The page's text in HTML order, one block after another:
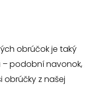
obrúčok je taký
– podobní navonok,
obrúčky z našej